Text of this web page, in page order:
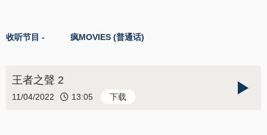
收听节目 - 疯MOVIES (普通话)
王者之聲 2
11/04/2022 13:05 下载